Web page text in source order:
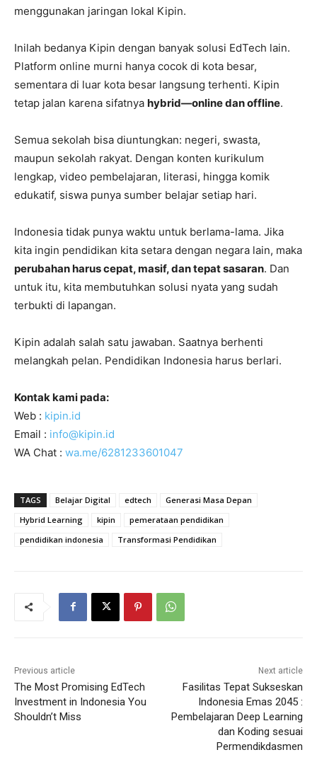
menggunakan jaringan lokal Kipin.
Inilah bedanya Kipin dengan banyak solusi EdTech lain.
Platform online murni hanya cocok di kota besar,
sementara di luar kota besar langsung terhenti. Kipin
tetap jalan karena sifatnya hybrid—online dan offline.
Semua sekolah bisa diuntungkan: negeri, swasta,
maupun sekolah rakyat. Dengan konten kurikulum
lengkap, video pembelajaran, literasi, hingga komik
edukatif, siswa punya sumber belajar setiap hari.
Indonesia tidak punya waktu untuk berlama-lama. Jika
kita ingin pendidikan kita setara dengan negara lain, maka
perubahan harus cepat, masif, dan tepat sasaran. Dan
untuk itu, kita membutuhkan solusi nyata yang sudah
terbukti di lapangan.
Kipin adalah salah satu jawaban. Saatnya berhenti
melangkah pelan. Pendidikan Indonesia harus berlari.
Kontak kami pada:
Web : kipin.id
Email : info@kipin.id
WA Chat : wa.me/6281233601047
TAGS Belajar Digital edtech
Generasi Masa Depan
Hybrid Learning
kipin
pemerataan pendidikan
pendidikan indonesia
Transformasi Pendidikan
Previous article
The Most Promising EdTech
Investment in Indonesia You
Shouldn’t Miss
Next article
Fasilitas Tepat Sukseskan
Indonesia Emas 2045 :
Pembelajaran Deep Learning
dan Koding sesuai
Permendikdasmen